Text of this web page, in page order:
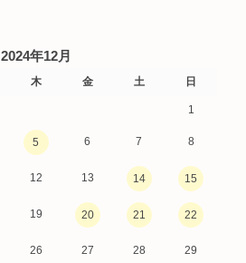
2024年12月
木 金 土 日
1
5 6 7 8
12 13 14 15
19 20 21 22
26 27 28 29